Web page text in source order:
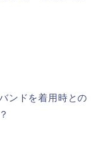
ンドを着用時との